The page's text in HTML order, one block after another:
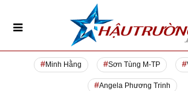
Minh Hằng Sơn Tùng M-TP
Angela Phương Trinh